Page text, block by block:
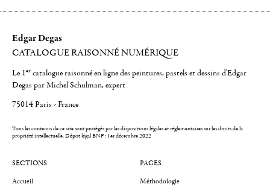
Edgar Degas
CATALOGUE RAISONNÉ NUMÉRIQUE
Le 1er catalogue raisonné en ligne des peintures, pastels et dessins d'Edgar
Degas par Michel Schulman, expert
75014 Paris - France
Tous les contenus de ce site sont protégés par les dispositions légales et réglementaires sur les droits de la
propriété intellectuelle.Dépot légal BNF : 1er décembre 2022
SECTIONS
Accueil
PAGES
Méthodologie